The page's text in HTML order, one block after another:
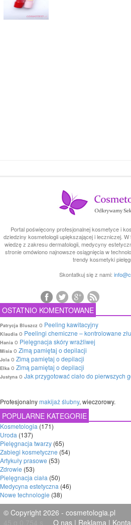
Portal poświęcony profesjonalnej kosmetyce i
dziedziny kosmetologii upiększającej i leczniczej.
wiedzę z zakresu dermatologii, medycyny
stronie omówiono najnowsze osiągnięcia w
trendy kosmetyki
Skontatkuj się z nami:
OSTATNIO KOMENTOWANE
Patrycja Bluszcz o Peeling kawitacyjny
Klaudia o Peelingi chemiczne – kontrolowane
Hania o Pielęgnacja skóry wrażliwej
Misia o Zimą pamiętaj o depilacji
Jola o Zimą pamiętaj o depilacji
Elka o Zimą pamiętaj o depilacji
Justyna o Jak przygotować ciało do pierwszych
Profesjonalnymakijaż ślubny, wieczorowy.
POPULARNE KATEGORIE
Kosmetologia (171)
Uroda (137)
Pielęgnacja twarzy (65)
Zabiegi kosmetyczne (54)
Artykuły prasowe (53)
Zdrowie (53)
Pielęgnacja ciała (50)
Medycyna estetyczna (46)
Nowe technologie (38)
© Copyright 2026 - cosmetologia.pl
O nas | Reklama |